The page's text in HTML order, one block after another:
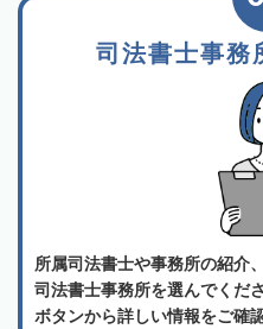
司法書士事務
所属司法書士や事務所の紹介
司法書士事務所を選んでくだ
ボタンから詳しい情報をご確